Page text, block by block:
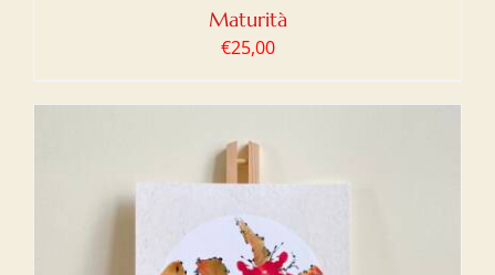
Maturità
€25,00